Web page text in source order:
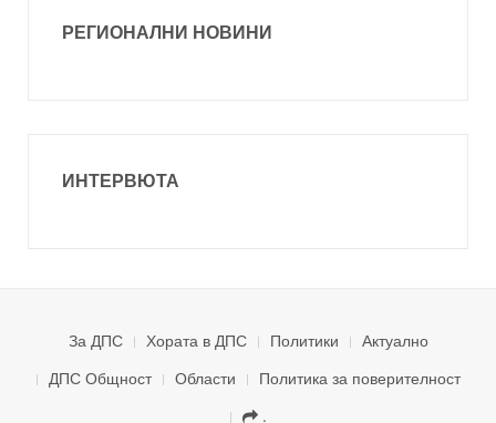
РЕГИОНАЛНИ НОВИНИ
ИНТЕРВЮТА
За ДПС Хората в ДПС Политики
Актуално
ДПС Общност
Области
Политика за поверителност
.